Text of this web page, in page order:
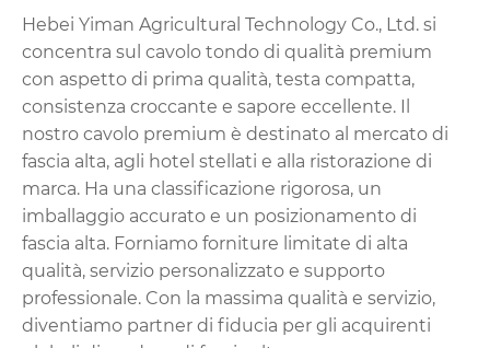
Hebei Yiman Agricultural Technology Co., Ltd. si
concentra sul cavolo tondo di qualità premium
con aspetto di prima qualità, testa compatta,
consistenza croccante e sapore eccellente. Il
nostro cavolo premium è destinato al mercato di
fascia alta, agli hotel stellati e alla ristorazione di
marca. Ha una classificazione rigorosa, un
imballaggio accurato e un posizionamento di
fascia alta. Forniamo forniture limitate di alta
qualità, servizio personalizzato e supporto
professionale. Con la massima qualità e servizio,
diventiamo partner di fiducia per gli acquirenti